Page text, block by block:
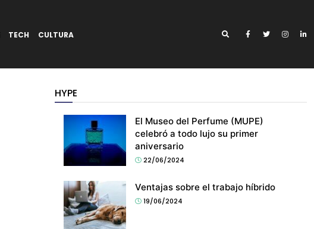
TECH CULTURA
HYPE
El Museo del Perfume (MUPE)
celebró a todo lujo su primer
aniversario
22/06/2024
Ventajas sobre el trabajo híbrido
19/06/2024